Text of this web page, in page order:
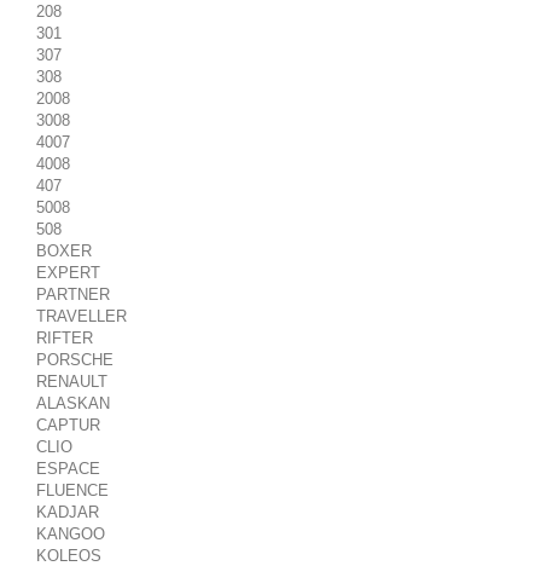
208
301
307
308
2008
3008
4007
4008
407
5008
508
BOXER
EXPERT
PARTNER
TRAVELLER
RIFTER
PORSCHE
RENAULT
ALASKAN
CAPTUR
CLIO
ESPACE
FLUENCE
KADJAR
KANGOO
KOLEOS